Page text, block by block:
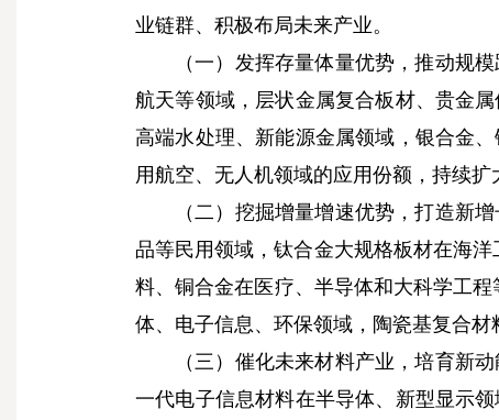
业链群、积极布局未来产业。
（一）发挥存量体量优势，推动规模
航天等领域，层状金属复合板材、贵金
高端水处理、新能源金属领域，银合金
用航空、无人机领域的应用份额，持续扩
（二）挖掘增量增速优势，打造新增
品等民用领域，钛合金大规格板材在海
料、铜合金在医疗、半导体和大科学工
体、电子信息、环保领域，陶瓷基复合材
（三）催化未来材料产业，培育新动
一代电子信息材料在半导体、新型显示